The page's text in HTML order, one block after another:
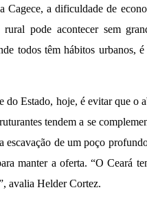
a dificuldade de
pode acontecer sem
todos têm hábitos urbanos,
Estado, hoje, é evitar que o
tendem a se
de um poço
manter a oferta. “O Ceará
avalia Helder Cortez.